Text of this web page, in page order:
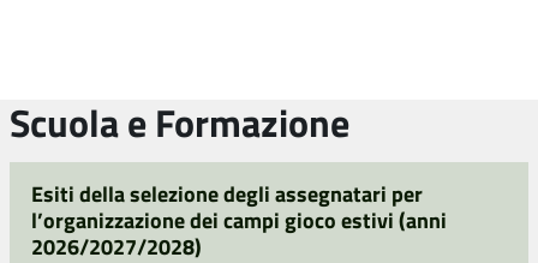
Scuola e Formazione
Esiti della selezione degli assegnatari per
l’organizzazione dei campi gioco estivi (anni
2026/2027/2028)